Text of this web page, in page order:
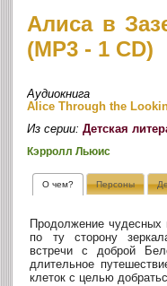
Алиса в
(MP3 - 1 CD)
Аудиокнига
Alice Through the
Из серии:Детская
Кэрролл Льюис
О чем? Персоны
Продолжение
по ту сторону
встречи с доброй
длительное
клеток с целью